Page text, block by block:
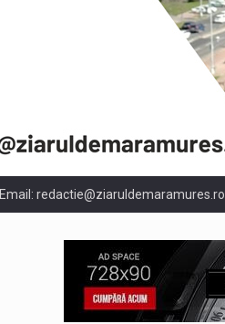
Email: redactie@ziaruldemaramures.ro